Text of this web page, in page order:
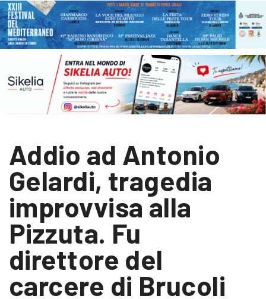
Addio ad Antonio
Gelardi, tragedia
improvvisa alla
Pizzuta. Fu
direttore del
carcere di Brucoli